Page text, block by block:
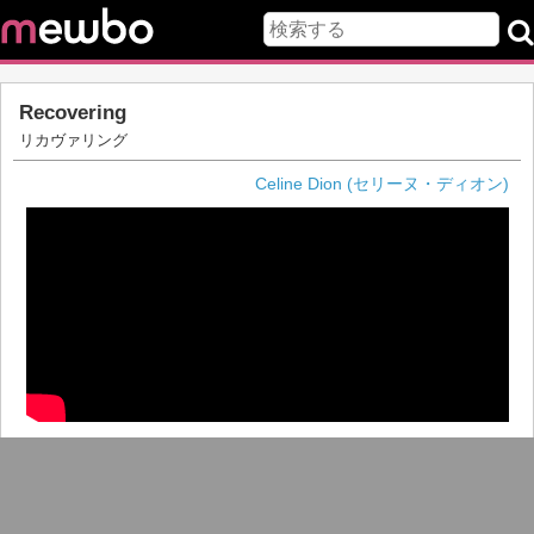
Recovering
リカヴァリング
Celine Dion (セリーヌ・ディオン)